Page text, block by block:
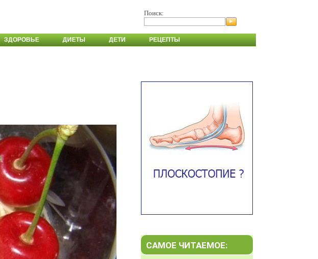
Поиск:
ЗДОРОВЬЕ ДИЕТЫ ДЕТИ РЕЦЕПТЫ
САМОЕ ЧИТАЕМОЕ: